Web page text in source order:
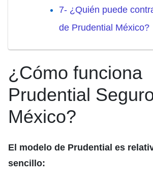
7- ¿Quién puede
de Prudential México?
¿Cómo funciona
Prudential
México?
El modelo de Prudential es
sencillo: